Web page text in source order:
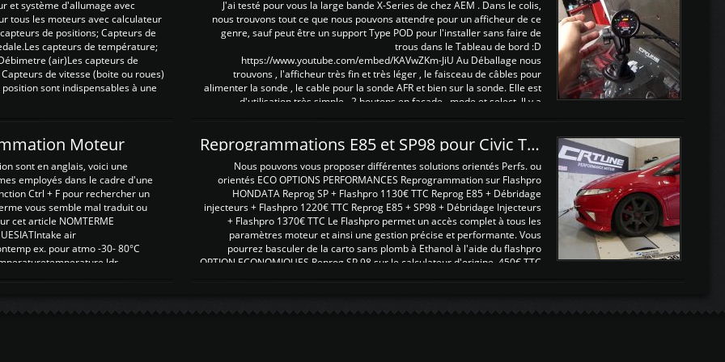
et système d'allumage avec
tous les moteurs avec calculateur
de positions; Capteurs de
capteurs de température;
(air)Les capteurs de
de vitesse (boite ou roues)
sont indispensables à une
J'ai testé pour vous la large bande X-Series de chez AEM . Dans le colis,
nous trouvons tout ce que nous pouvons attendre pour un afficheur de ce
genre, sauf peut être un support Type POD pour l'installer sans faire de
trous dans le Tableau de bord :D
https://www.youtube.com/embed/KAVwZKm-JiU Au Déballage nous
trouvons , l'afficheur très fin et très léger , le faisceau de câbles pour
alimenter la sonde , le cable pour la sonde AFR et bien sur la sonde. Elle est
d'utilisation très simple , 2 boutons en façade , mode et select. Il y a
Moteur
sont en anglais, voici une
employés dans le cadre d'une
Ctrl + F pour rechercher un
vous semble mal traduit ou
cet article NOMTERME
air
ex. pour atmo -30- 80°C
ldr
Reprogrammations E85 et SP98 pour Civic Type R FN2
Nous pouvons vous proposer différentes solutions orientés Perfs. ou
orientés ECO OPTIONS PERFORMANCES Reprogrammation sur Flashpro
HONDATA Reprog SP + Flashpro 1130€ TTC Reprog E85 + Débridage
injecteurs + Flashpro 1220€ TTC Reprog E85 + SP98 + Débridage Injecteurs
+ Flashpro 1370€ TTC Le Flashpro permet un accès complet à tous les
paramètres moteur et ainsi une gestion précise et performante. Vous
pourrez basculer de la carto sans plomb à Ethanol à l'aide du flashpro
OPTION ECONOMIQUES Reprog SP 98 sur le calculateur d'origine 450€ TTC